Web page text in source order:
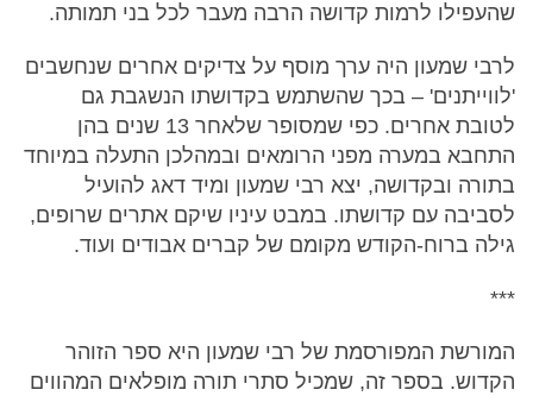
שהעפילו לרמות קדושה הרבה מעבר לכל בני תמותה.
לרבי שמעון היה ערך מוסף על צדיקים אחרים שנחשבים
'לווייתנים' – בכך שהשתמש בקדושתו הנשגבת גם
לטובת אחרים. כפי שמסופר שלאחר 13 שנים בהן
התחבא במערה מפני הרומאים ובמהלכן התעלה במיוחד
בתורה ובקדושה, יצא רבי שמעון ומיד דאג להועיל
לסביבה עם קדושתו. במבט עיניו שיקם אתרים שרופים,
גילה ברוח-הקודש מקומם של קברים אבודים ועוד.
***
המורשת המפורסמת של רבי שמעון היא ספר הזוהר
הקדוש. בספר זה, שמכיל סתרי תורה מופלאים המהווים